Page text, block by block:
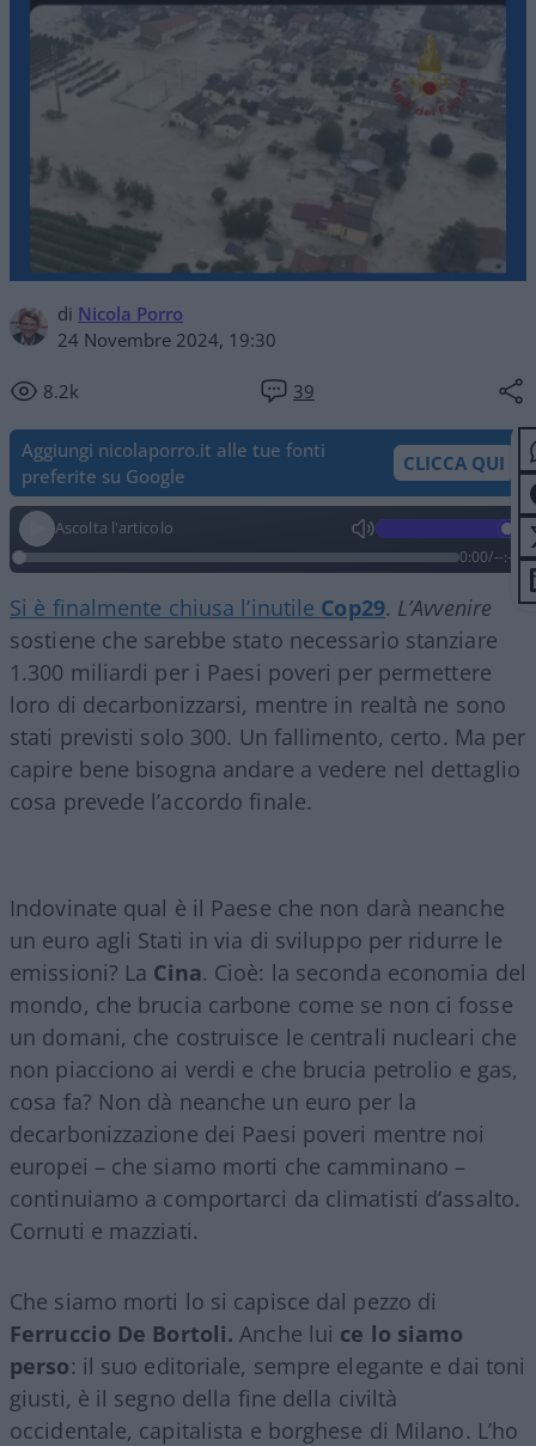
di Nicola Porro
24 Novembre 2024, 19:30
8.2k 39
Aggiungi nicolaporro.it alle tue fonti
preferite su Google
CLICCA QUI
Ascolta l'articolo
0:00/--:--
Si è finalmente chiusa l’inutile Cop29. L’Avvenire
sostiene che sarebbe stato necessario stanziare
1.300 miliardi per i Paesi poveri per permettere
loro di decarbonizzarsi, mentre in realtà ne sono
stati previsti solo 300. Un fallimento, certo. Ma per
capire bene bisogna andare a vedere nel dettaglio
cosa prevede l’accordo finale.
Indovinate qual è il Paese che non darà neanche
un euro agli Stati in via di sviluppo per ridurre le
emissioni? La Cina. Cioè: la seconda economia del
mondo, che brucia carbone come se non ci fosse
un domani, che costruisce le centrali nucleari che
non piacciono ai verdi e che brucia petrolio e gas,
cosa fa? Non dà neanche un euro per la
decarbonizzazione dei Paesi poveri mentre noi
europei – che siamo morti che camminano –
continuiamo a comportarci da climatisti d’assalto.
Cornuti e mazziati.
Che siamo morti lo si capisce dal pezzo di
Ferruccio De Bortoli. Anche lui ce lo siamo
perso: il suo editoriale, sempre elegante e dai toni
giusti, è il segno della fine della civiltà
occidentale, capitalista e borghese di Milano. L’ho